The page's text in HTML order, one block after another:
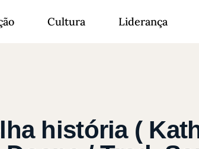
Cultura Liderança
história (